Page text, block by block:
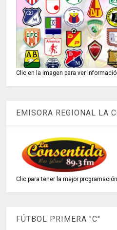
Clic en la imagen para ver
EMISORA REGIONAL LA
Clic para tener la mejor
FÚTBOL PRIMERA "C"